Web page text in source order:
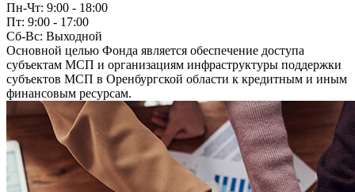
Пн-Чт: 9:00 - 18:00
Пт: 9:00 - 17:00
Сб-Вс: Выходной
Основной целью Фонда является обеспечение доступа
субъектам МСП и организациям инфраструктуры поддержки
субъектов МСП в Оренбургской области к кредитным и иным
финансовым ресурсам.